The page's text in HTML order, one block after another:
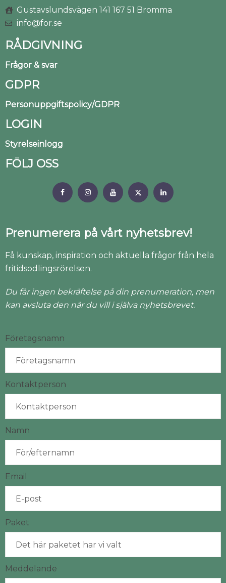
Gustavslundsvägen 141 167 51 Bromma
info@for.se
RÅDGIVNING
Frågor & svar
GDPR
Personuppgiftspolicy/GDPR
LOGIN
Styrelseinlogg
FÖLJ OSS
Prenumerera på vårt nyhetsbrev!
Få kunskap, inspiration och aktuella frågor från hela
fritidsodlingsrörelsen.
Du får ingen bekräftelse på din prenumeration, men
kan avsluta den när du vill i själva nyhetsbrevet.
Företagsnamn
Kontaktperson
Namn
Email
Paket
Meddelande